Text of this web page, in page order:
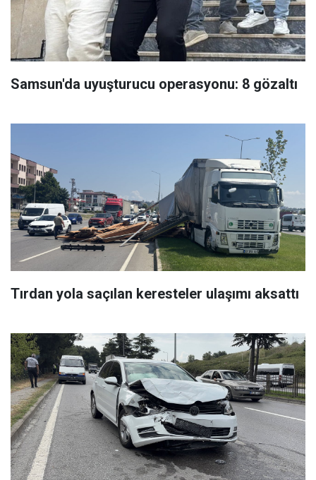
Samsun'da uyuşturucu operasyonu: 8 gözaltı
Tırdan yola saçılan keresteler ulaşımı aksattı